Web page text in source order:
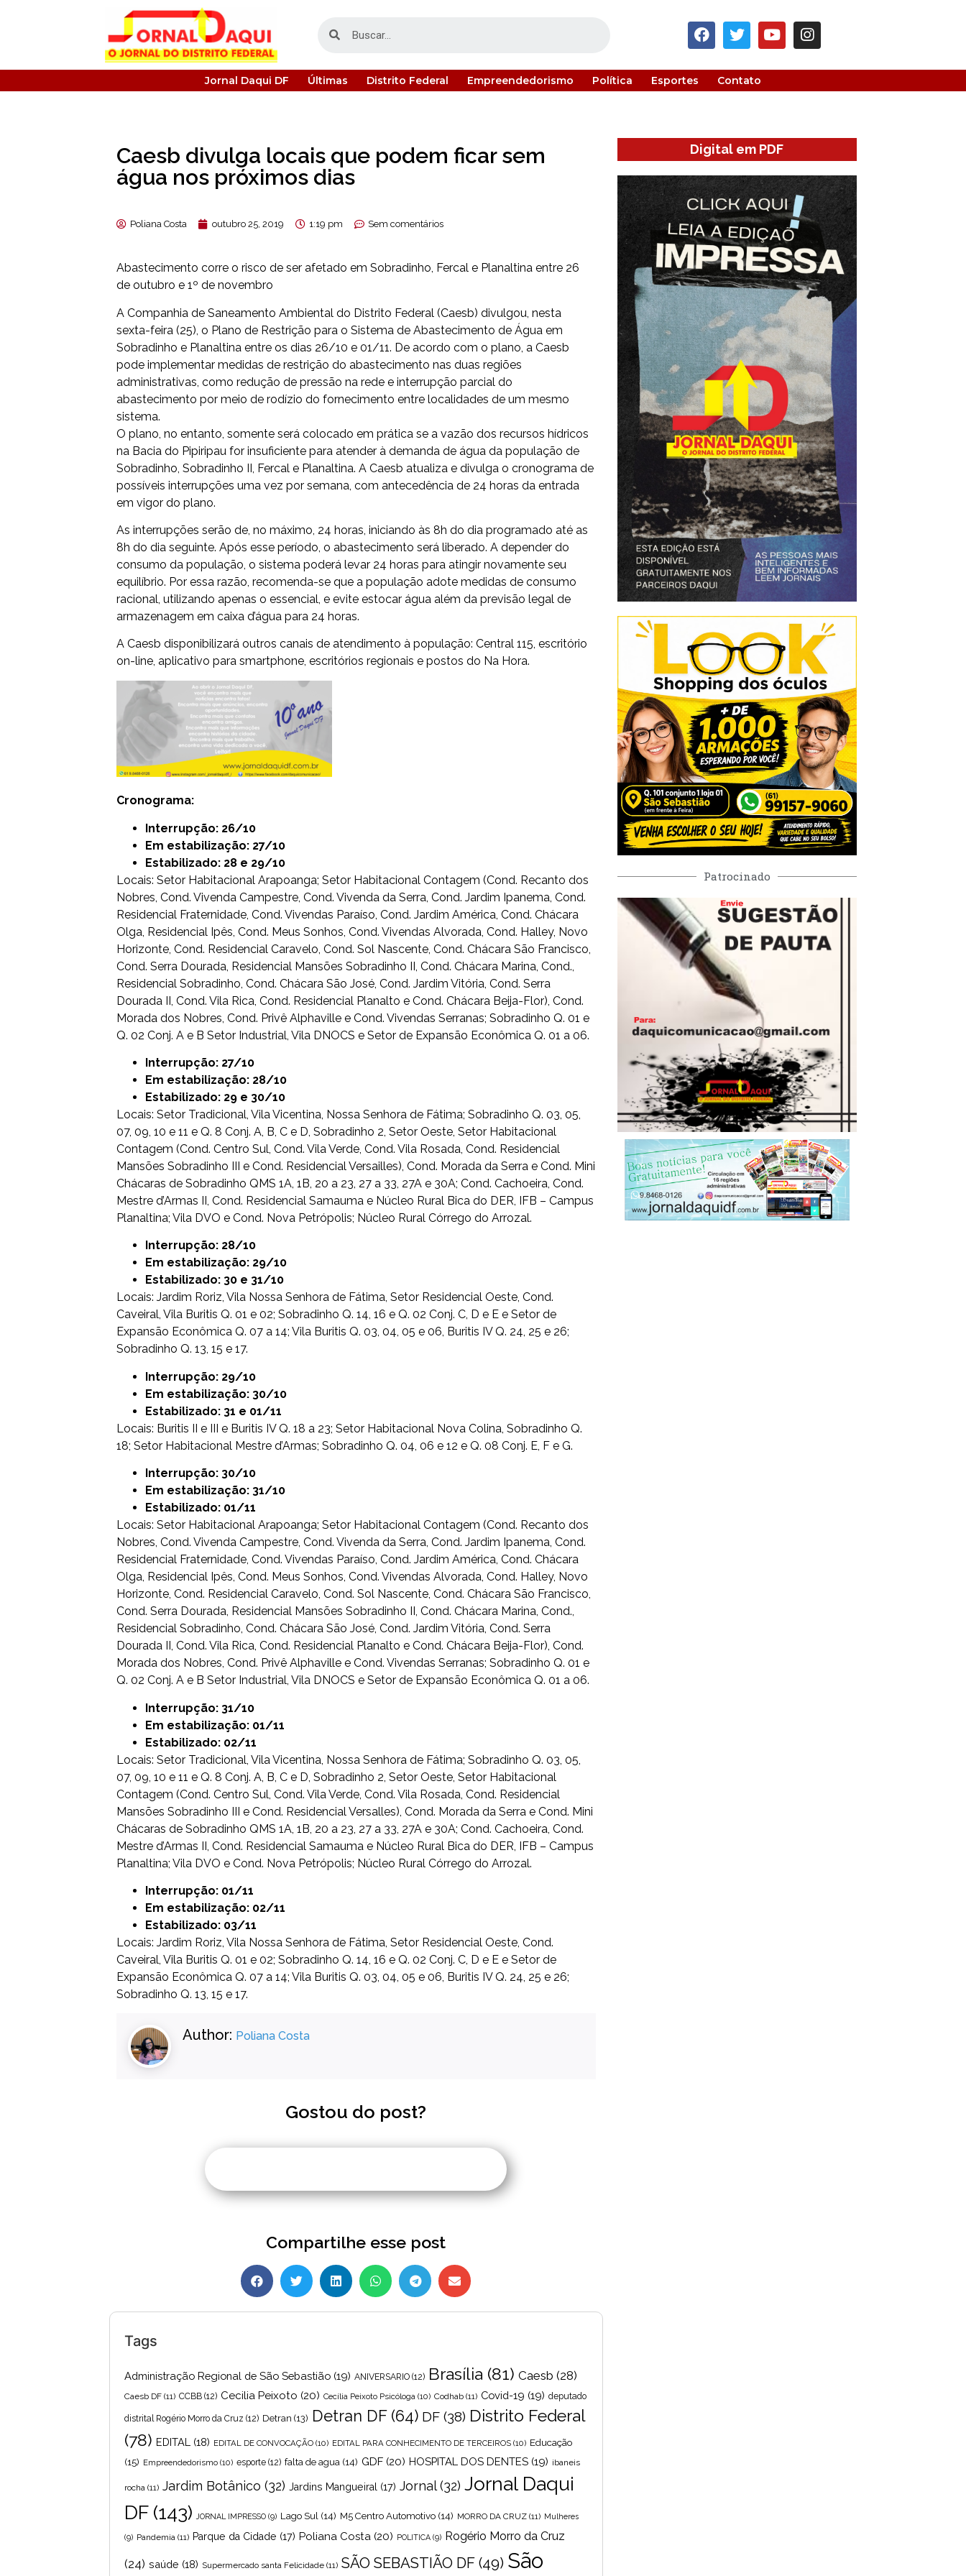
Jornal Daqui DF Últimas Distrito Federal Empreendedorismo Política Esportes Contato
Caesb divulga locais que podem ficar sem
água nos próximos dias
Poliana Costa outubro 25, 2019 1:19 pm Sem comentários
Abastecimento corre o risco de ser afetado em Sobradinho, Fercal e Planaltina entre 26
de outubro e 1º de novembro
A Companhia de Saneamento Ambiental do Distrito Federal (Caesb) divulgou, nesta
sexta-feira (25), o Plano de Restrição para o Sistema de Abastecimento de Água em
Sobradinho e Planaltina entre os dias 26/10 e 01/11. De acordo com o plano, a Caesb
pode implementar medidas de restrição do abastecimento nas duas regiões
administrativas, como redução de pressão na rede e interrupção parcial do
abastecimento por meio de rodízio do fornecimento entre localidades de um mesmo
sistema.
O plano, no entanto, somente será colocado em prática se a vazão dos recursos hídricos
na Bacia do Pipiripau for insuficiente para atender à demanda de água da população de
Sobradinho, Sobradinho II, Fercal e Planaltina. A Caesb atualiza e divulga o cronograma de
possíveis interrupções uma vez por semana, com antecedência de 24 horas da entrada
em vigor do plano.
As interrupções serão de, no máximo, 24 horas, iniciando às 8h do dia programado até as
8h do dia seguinte. Após esse período, o abastecimento será liberado. A depender do
consumo da população, o sistema poderá levar 24 horas para atingir novamente seu
equilíbrio. Por essa razão, recomenda-se que a população adote medidas de consumo
racional, utilizando apenas o essencial, e evite estocar água além da previsão legal de
armazenagem em caixa d’água para 24 horas.
A Caesb disponibilizará outros canais de atendimento à população: Central 115, escritório
on-line, aplicativo para smartphone, escritórios regionais e postos do Na Hora.
Cronograma:
Interrupção: 26/10
Em estabilização: 27/10
Estabilizado: 28 e 29/10
Locais: Setor Habitacional Arapoanga; Setor Habitacional Contagem (Cond. Recanto dos
Nobres, Cond. Vivenda Campestre, Cond. Vivenda da Serra, Cond. Jardim Ipanema, Cond.
Residencial Fraternidade, Cond. Vivendas Paraíso, Cond. Jardim América, Cond. Chácara
Olga, Residencial Ipês, Cond. Meus Sonhos, Cond. Vivendas Alvorada, Cond. Halley, Novo
Horizonte, Cond. Residencial Caravelo, Cond. Sol Nascente, Cond. Chácara São Francisco,
Cond. Serra Dourada, Residencial Mansões Sobradinho II, Cond. Chácara Marina, Cond.,
Residencial Sobradinho, Cond. Chácara São José, Cond. Jardim Vitória, Cond. Serra
Dourada II, Cond. Vila Rica, Cond. Residencial Planalto e Cond. Chácara Beija-Flor), Cond.
Morada dos Nobres, Cond. Privê Alphaville e Cond. Vivendas Serranas; Sobradinho Q. 01 e
Q. 02 Conj. A e B Setor Industrial, Vila DNOCS e Setor de Expansão Econômica Q. 01 a 06.
Interrupção: 27/10
Em estabilização: 28/10
Estabilizado: 29 e 30/10
Locais: Setor Tradicional, Vila Vicentina, Nossa Senhora de Fátima; Sobradinho Q. 03, 05,
07, 09, 10 e 11 e Q. 8 Conj. A, B, C e D, Sobradinho 2, Setor Oeste, Setor Habitacional
Contagem (Cond. Centro Sul, Cond. Vila Verde, Cond. Vila Rosada, Cond. Residencial
Mansões Sobradinho III e Cond. Residencial Versailles), Cond. Morada da Serra e Cond. Mini
Chácaras de Sobradinho QMS 1A, 1B, 20 a 23, 27 a 33, 27A e 30A; Cond. Cachoeira, Cond.
Mestre d’Armas II, Cond. Residencial Samauma e Núcleo Rural Bica do DER, IFB – Campus
Planaltina; Vila DVO e Cond. Nova Petrópolis; Núcleo Rural Córrego do Arrozal.
Interrupção: 28/10
Em estabilização: 29/10
Estabilizado: 30 e 31/10
Locais: Jardim Roriz, Vila Nossa Senhora de Fátima, Setor Residencial Oeste, Cond.
Caveiral, Vila Buritis Q. 01 e 02; Sobradinho Q. 14, 16 e Q. 02 Conj. C, D e E e Setor de
Expansão Econômica Q. 07 a 14; Vila Buritis Q. 03, 04, 05 e 06, Buritis IV Q. 24, 25 e 26;
Sobradinho Q. 13, 15 e 17.
Interrupção: 29/10
Em estabilização: 30/10
Estabilizado: 31 e 01/11
Locais: Buritis II e III e Buritis IV Q. 18 a 23; Setor Habitacional Nova Colina, Sobradinho Q.
18; Setor Habitacional Mestre d’Armas; Sobradinho Q. 04, 06 e 12 e Q. 08 Conj. E, F e G.
Interrupção: 30/10
Em estabilização: 31/10
Estabilizado: 01/11
Locais: Setor Habitacional Arapoanga; Setor Habitacional Contagem (Cond. Recanto dos
Nobres, Cond. Vivenda Campestre, Cond. Vivenda da Serra, Cond. Jardim Ipanema, Cond.
Residencial Fraternidade, Cond. Vivendas Paraíso, Cond. Jardim América, Cond. Chácara
Olga, Residencial Ipês, Cond. Meus Sonhos, Cond. Vivendas Alvorada, Cond. Halley, Novo
Horizonte, Cond. Residencial Caravelo, Cond. Sol Nascente, Cond. Chácara São Francisco,
Cond. Serra Dourada, Residencial Mansões Sobradinho II, Cond. Chácara Marina, Cond.,
Residencial Sobradinho, Cond. Chácara São José, Cond. Jardim Vitória, Cond. Serra
Dourada II, Cond. Vila Rica, Cond. Residencial Planalto e Cond. Chácara Beija-Flor), Cond.
Morada dos Nobres, Cond. Privê Alphaville e Cond. Vivendas Serranas; Sobradinho Q. 01 e
Q. 02 Conj. A e B Setor Industrial, Vila DNOCS e Setor de Expansão Econômica Q. 01 a 06.
Interrupção: 31/10
Em estabilização: 01/11
Estabilizado: 02/11
Locais: Setor Tradicional, Vila Vicentina, Nossa Senhora de Fátima; Sobradinho Q. 03, 05,
07, 09, 10 e 11 e Q. 8 Conj. A, B, C e D, Sobradinho 2, Setor Oeste, Setor Habitacional
Contagem (Cond. Centro Sul, Cond. Vila Verde, Cond. Vila Rosada, Cond. Residencial
Mansões Sobradinho III e Cond. Residencial Versalles), Cond. Morada da Serra e Cond. Mini
Chácaras de Sobradinho QMS 1A, 1B, 20 a 23, 27 a 33, 27A e 30A; Cond. Cachoeira, Cond.
Mestre d’Armas II, Cond. Residencial Samauma e Núcleo Rural Bica do DER, IFB – Campus
Planaltina; Vila DVO e Cond. Nova Petrópolis; Núcleo Rural Córrego do Arrozal.
Interrupção: 01/11
Em estabilização: 02/11
Estabilizado: 03/11
Locais: Jardim Roriz, Vila Nossa Senhora de Fátima, Setor Residencial Oeste, Cond.
Caveiral, Vila Buritis Q. 01 e 02; Sobradinho Q. 14, 16 e Q. 02 Conj. C, D e E e Setor de
Expansão Econômica Q. 07 a 14; Vila Buritis Q. 03, 04, 05 e 06, Buritis IV Q. 24, 25 e 26;
Sobradinho Q. 13, 15 e 17.
Author: Poliana Costa
Gostou do post?
Compartilhe esse post
Tags
Administração Regional de São Sebastião (19) ANIVERSARIO (12) Brasília (81) Caesb (28)
Caesb DF (11) CCBB (12) Cecilia Peixoto (20) Cecília Peixoto Psicóloga (10) Codhab (11) Covid-19 (19) deputado
distrital Rogério Morro da Cruz (12) Detran (13) Detran DF(64) DF (38) Distrito Federal
(78) EDITAL (18) EDITAL DE CONVOCAÇÃO (10) EDITAL PARA CONHECIMENTO DE TERCEIROS (10) Educação
(15) Empreendedorismo (10) esporte (12) falta de agua (14) GDF (20) HOSPITAL DOS DENTES (19) ibaneis
rocha (11) Jardim Botânico (32) Jardins Mangueiral (17) Jornal(32) Jornal Daqui
DF(143) JORNAL IMPRESSO (9) Lago Sul (14) M5 Centro Automotivo (14) MORRO DA CRUZ (11) Mulheres
(9) Pandemia (11) Parque da Cidade (17) Poliana Costa (20) POLITICA (9) Rogério Morro da Cruz
(24) saúde (18) Supermercado santa Felicidade (11) SÃO SEBASTIÃO DF (49) São
Digital em PDF
Patrocinado